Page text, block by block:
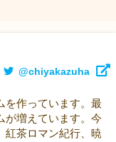
@chiyakazuha
を作っています。最
が増えています。今
紅茶ロマン紀行、暁